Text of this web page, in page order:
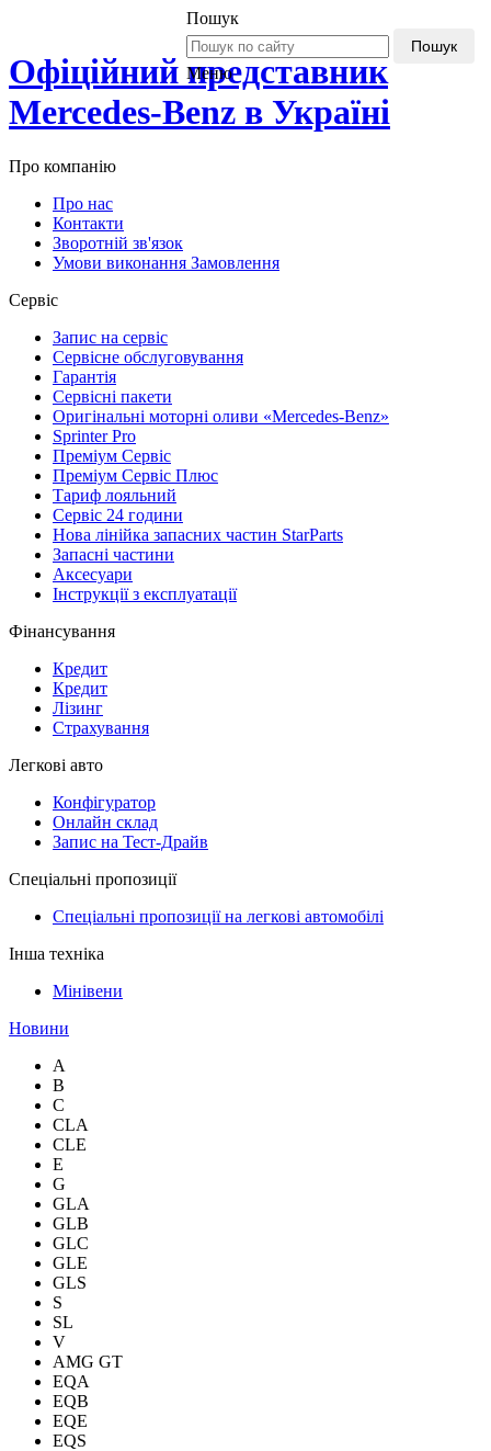
Офіційний представник
Mercedes-Benz в Україні
Пошук
Пошук
Меню
Про компанію
Про нас
Контакти
Зворотній зв'язок
Умови виконання Замовлення
Сервіс
Запис на сервіс
Сервісне обслуговування
Гарантія
Сервісні пакети
Оригінальні моторні оливи «Mercedes-Benz»
Sprinter Pro
Преміум Сервіс
Преміум Сервіс Плюс
Тариф лояльний
Сервіс 24 години
Нова лінійка запасних частин StarParts
Запасні частини
Аксесуари
Інструкції з експлуатації
Фінансування
Кредит
Кредит
Лізинг
Страхування
Легкові авто
Конфігуратор
Онлайн склад
Запис на Тест-Драйв
Спеціальні пропозиції
Спеціальні пропозиції на легкові автомобілі
Інша техніка
Мінівени
Новини
A
B
C
CLA
CLE
E
G
GLA
GLB
GLC
GLE
GLS
S
SL
V
AMG GT
EQA
EQB
EQE
EQS